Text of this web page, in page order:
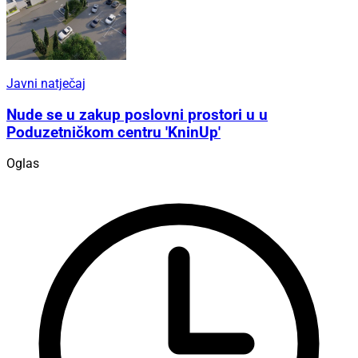
Javni natječaj
Nude se u zakup poslovni prostori u u
Poduzetničkom centru 'KninUp'
Oglas